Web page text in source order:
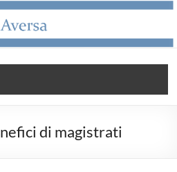
di magistrati